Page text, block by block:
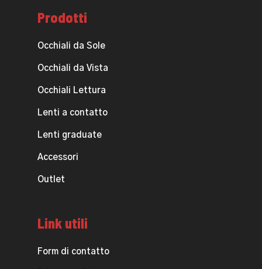
Prodotti
Occhiali da Sole
Occhiali da Vista
Occhiali Lettura
Lenti a contatto
Lenti graduate
Accessori
Outlet
Link utili
Form di contatto